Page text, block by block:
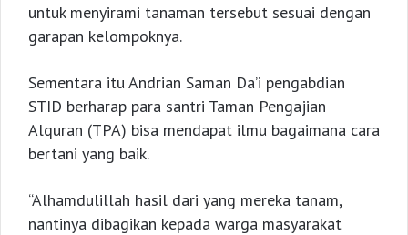
untuk menyirami tanaman tersebut sesuai dengan
garapan kelompoknya.
Sementara itu Andrian Saman Da’i pengabdian
STID berharap para santri Taman Pengajian
Alquran (TPA) bisa mendapat ilmu bagaimana cara
bertani yang baik.
“Alhamdulillah hasil dari yang mereka tanam,
nantinya dibagikan kepada warga masyarakat